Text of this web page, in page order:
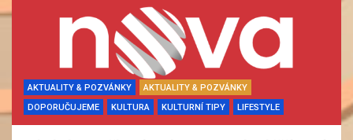
AKTUALITY & POZVÁNKY
AKTUALITY & POZVÁNKY
DOPORUČUJEME
KULTURA KULTURNÍ TIPY LIFESTYLE